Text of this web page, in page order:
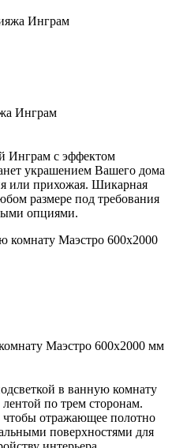
Инграм
Инграм с эффектом
украшением Вашего дома
или прихожая. Шикарная
размере под требования
опциями.
Маэстро 600х2000 мм
в ванную комнату
по трем сторонам.
чтобы отражающее полотно
поверхностями для